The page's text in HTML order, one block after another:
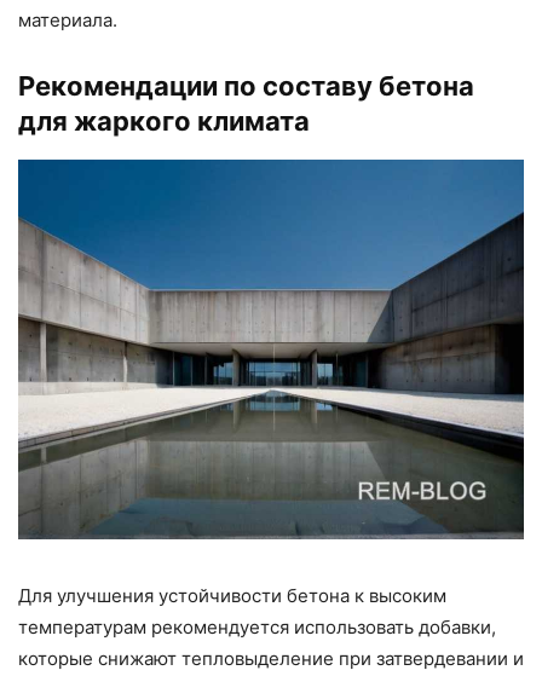
материала.
Рекомендации по составу бетона
для жаркого климата
Для улучшения устойчивости бетона к высоким
температурам рекомендуется использовать добавки,
которые снижают тепловыделение при затвердевании и